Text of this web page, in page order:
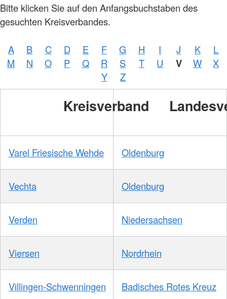
Bitte klicken Sie auf den Anfangsbuchstaben des
gesuchten Kreisverbandes.
A B C D E F G H I J K
L
M
N O P Q R S T U V W
X
Y
Z
Kreisverband
Varel Friesische Wehde Oldenburg
Vechta Oldenburg
Verden Niedersachsen
Viersen Nordrhein
Villingen-Schwenningen Badisches Rotes Kreuz
Foto:
DRKS